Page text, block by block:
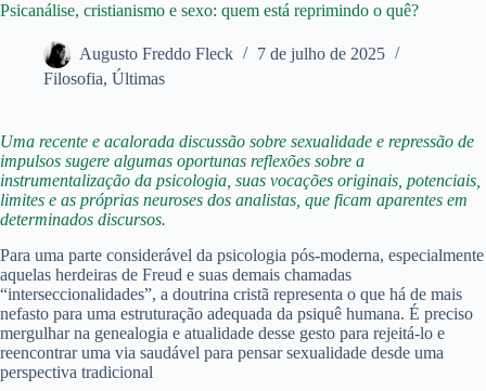
Psicanálise, cristianismo e sexo: quem está reprimindo o quê?
Augusto Freddo Fleck
7 de julho de 2025
Filosofia, Últimas
Uma recente e acalorada discussão sobre sexualidade e repressão de
impulsos sugere algumas oportunas reflexões sobre a
instrumentalização da psicologia, suas vocações originais, potenciais,
limites e as próprias neuroses dos analistas, que ficam aparentes em
determinados discursos.
Para uma parte considerável da psicologia pós-moderna, especialmente
aquelas herdeiras de Freud e suas demais chamadas
“interseccionalidades”, a doutrina cristã representa o que há de mais
nefasto para uma estruturação adequada da psiquê humana. É preciso
mergulhar na genealogia e atualidade desse gesto para rejeitá-lo e
reencontrar uma via saudável para pensar sexualidade desde uma
perspectiva tradicional